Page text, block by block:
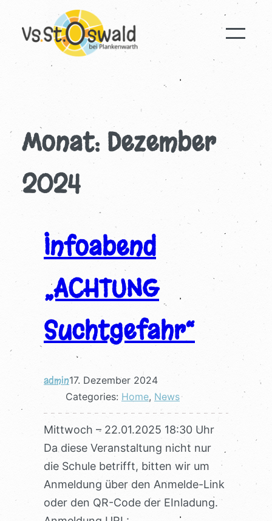
Inhalt
springen
Monat: Dezember
2024
Infoabend
„ACHTUNG
Suchtgefahr“
admin17. Dezember 2024
Categories: Home, News
Mittwoch – 22.01.2025 18:30 Uhr
Da diese Veranstaltung nicht nur
die Schule betrifft, bitten wir um
Anmeldung über den Anmelde-Link
oder den QR-Code der EInladung.